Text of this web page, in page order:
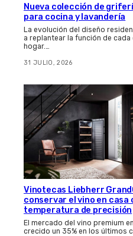
Nueva colección de
para cocina y lavandería
La evolución del diseño
a replantear la función de cada
hogar.…
31 JULIO, 2026
Vinotecas Liebherr
conservar el vino en casa
temperatura de precisión
El mercado del vino premium
crecido un 35% en los últimos